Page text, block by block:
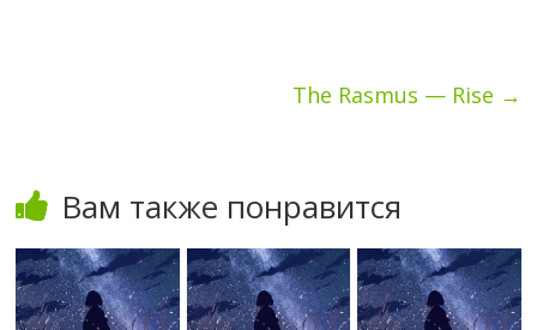
The Rasmus — Rise →
Вам также понравится